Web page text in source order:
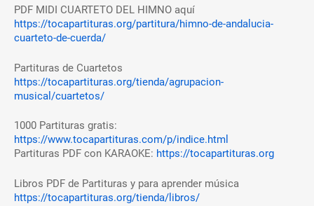
PDF MIDI CUARTETO DEL HIMNO aquí
https://tocapartituras.org/partitura/himno-de-andalucia-
cuarteto-de-cuerda/
Partituras de Cuartetos
https://tocapartituras.org/tienda/agrupacion-
musical/cuartetos/
1000 Partituras gratis:
https://www.tocapartituras.com/p/indice.html
Partituras PDF con KARAOKE: https://tocapartituras.org
Libros PDF de Partituras y para aprender música
https://tocapartituras.org/tienda/libros/